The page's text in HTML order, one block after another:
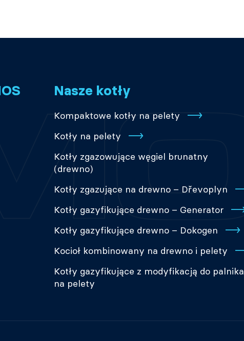
Nasze kotły
Kompaktowe kotły na pelety
Kotły na pelety
Kotły zgazowujące węgiel brunatny
(drewno)
Kotły zgazujące na drewno – Dřevoplyn
Kotły gazyfikujące drewno – Generator
Kotły gazyfikujące drewno – Dokogen
Kocioł kombinowany na drewno i pelety
Kotły gazyfikujące z modyfikacją do palnika
na pelety